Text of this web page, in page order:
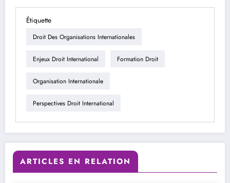
Étiquette
Droit Des Organisations Internationales
Enjeux Droit International Formation Droit
Organisation Internationale
Perspectives Droit International
ARTICLES EN RELATION